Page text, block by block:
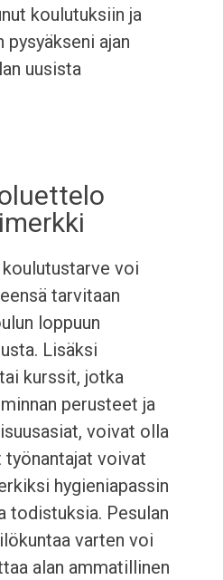
koulutuksiin ja
pysyäkseni ajan
uusista
voi
tarvitaan
loppuun
Lisäksi
kurssit, jotka
perusteet ja
voivat olla
voivat
hygieniapassin
todistuksia. Pesulan
varten voi
alan ammatillinen